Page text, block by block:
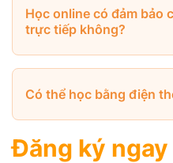
Học online có đảm bảo
trực tiếp không?
Có thể học bằng điện
Đăng ký ngay